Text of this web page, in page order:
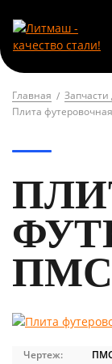
Главная
Плита
Чертеж: